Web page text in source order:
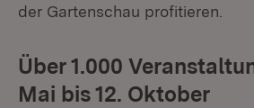
der Gartenschau profitieren.
Über 1.000
Mai bis 12. Oktober